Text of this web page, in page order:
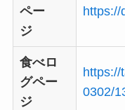
ペー
ジ
https://
食べロ
グペー
ジ
https://
0302/